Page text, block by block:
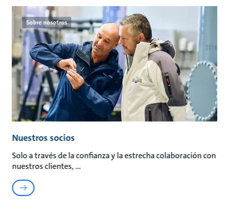
Sobre nosotros
Nuestros socios
Solo a través de la confianza y la estrecha colaboración con
nuestros clientes,